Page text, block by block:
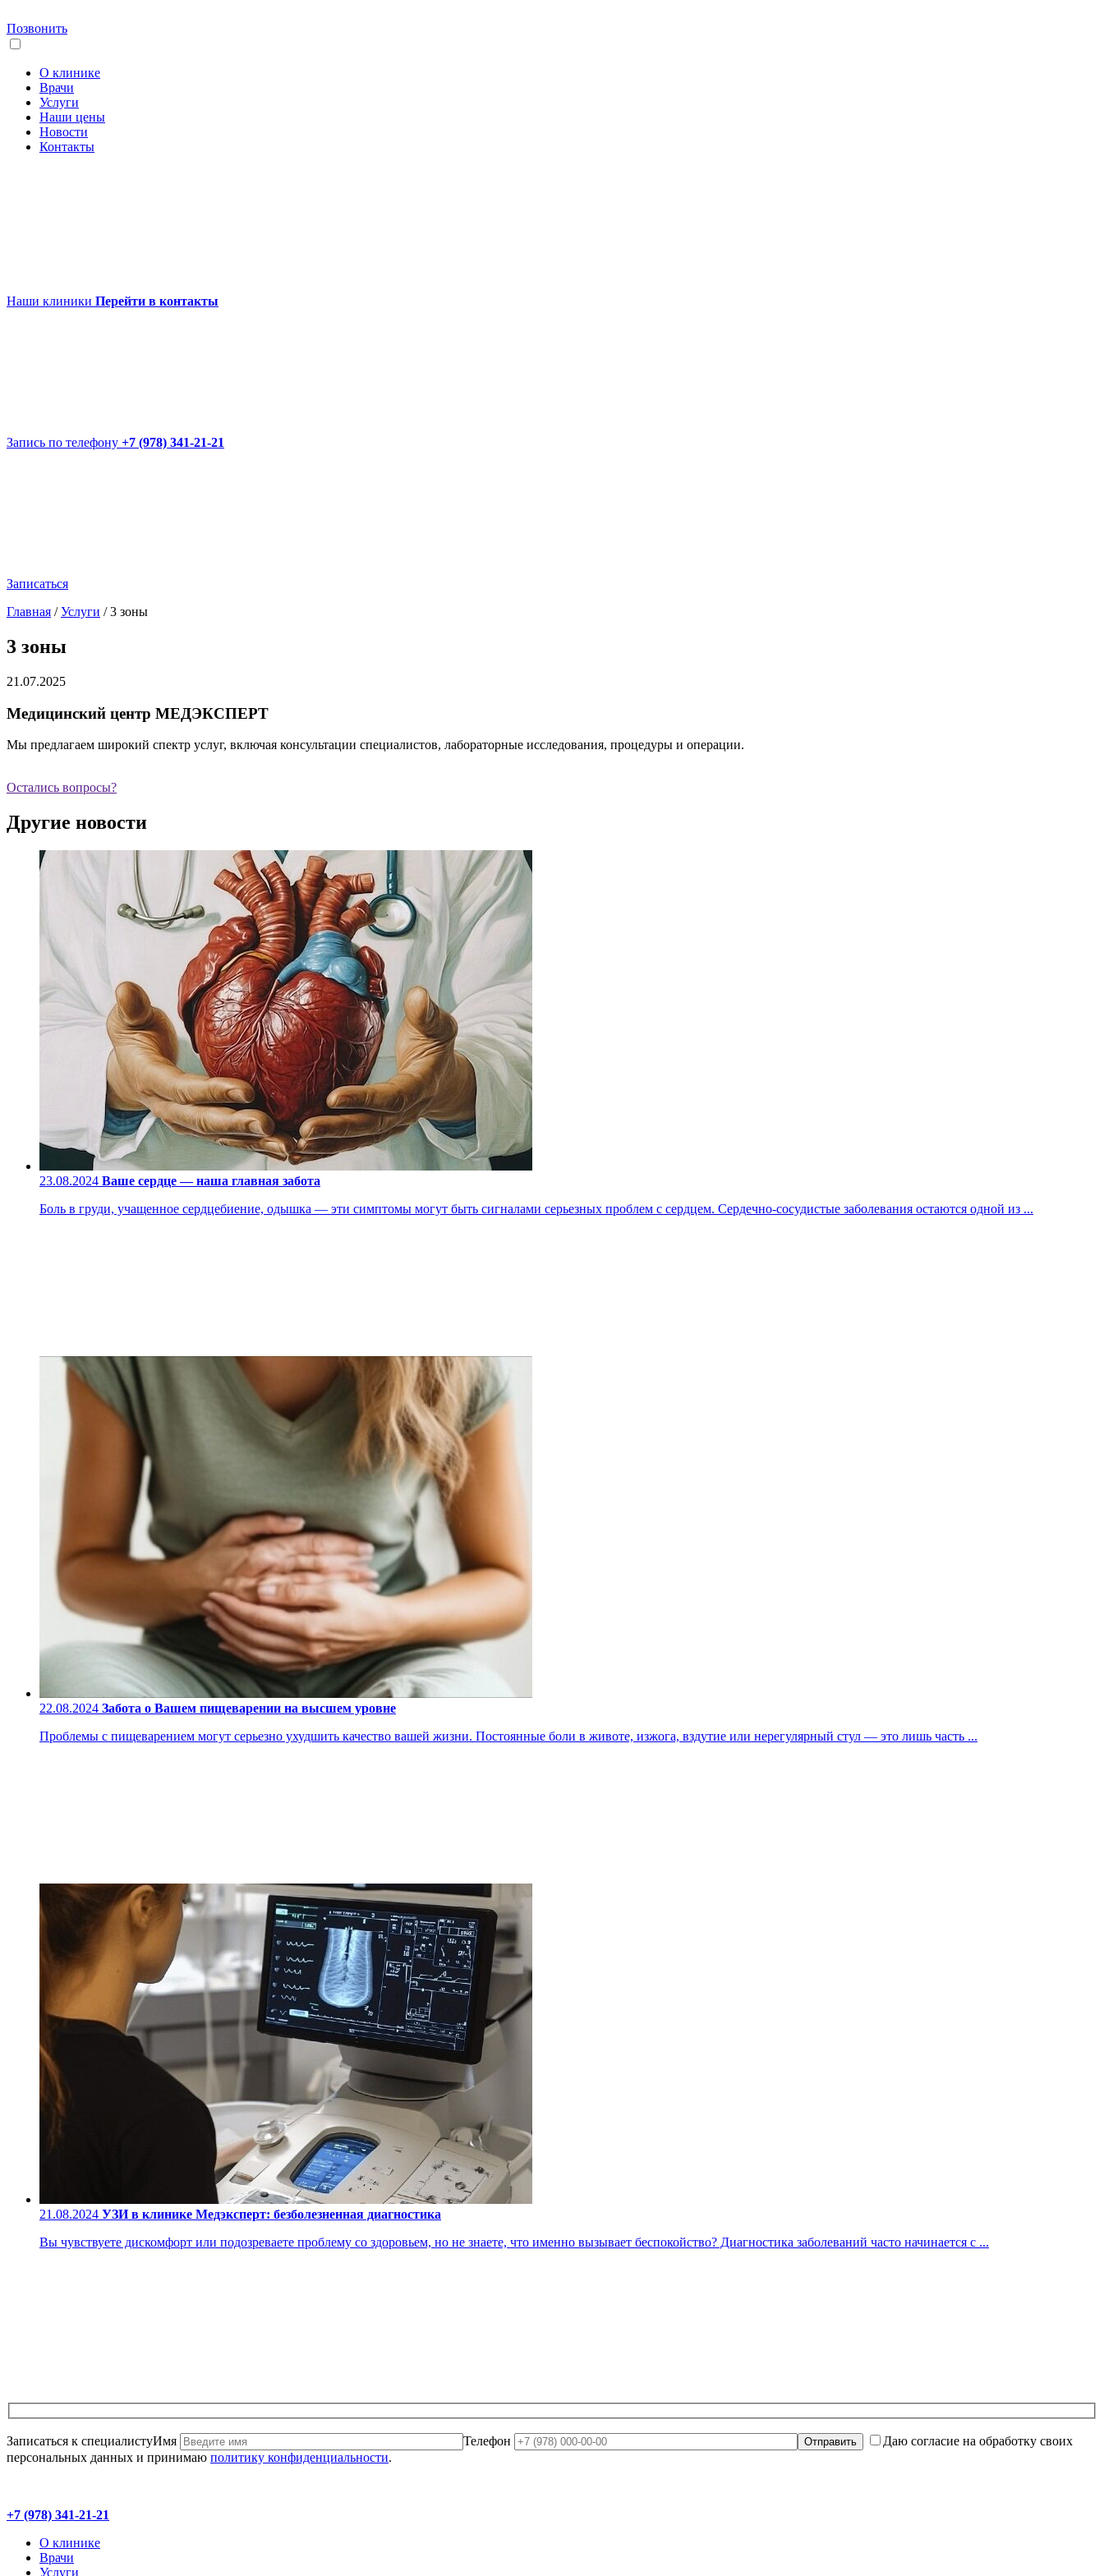
Позвонить
О клинике
Врачи
Услуги
Наши цены
Новости
Контакты
Наши клиники Перейти в контакты
Запись по телефону +7 (978) 341-21-21
Записаться
Главная /Услуги /3 зоны
3 зоны
21.07.2025
Медицинский центр МЕДЭКСПЕРТ
Мы предлагаем широкий спектр услуг, включая консультации специалистов, лабораторные исследования, процедуры и операции.
Остались вопросы?
Другие новости
23.08.2024 Ваше сердце — наша главная забота
Боль в груди, учащенное сердцебиение, одышка — эти симптомы могут быть сигналами серьезных проблем с сердцем. Сердечно-сосудистые заболевания остаются одной из ...
22.08.2024 Забота о Вашем пищеварении на высшем уровне
Проблемы с пищеварением могут серьезно ухудшить качество вашей жизни. Постоянные боли в животе, изжога, вздутие или нерегулярный стул — это лишь часть ...
21.08.2024 УЗИ в клинике Медэксперт: безболезненная диагностика
Вы чувствуете дискомфорт или подозреваете проблему со здоровьем, но не знаете, что именно вызывает беспокойство? Диагностика заболеваний часто начинается с ...
Записаться к специалистуИмя Телефон
Даю согласие на обработку своих
персональных данных и принимаю политику конфиденциальности.
+7 (978) 341-21-21
О клинике
Врачи
Услуги